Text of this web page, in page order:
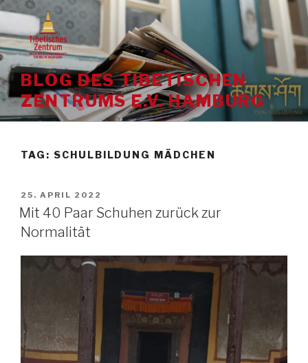
Skip
content
BLOG DES TIBETISCHEN
ZENTRUMS E.V. HAMBURG
TAG: SCHULBILDUNG MÄDCHEN
POSTED
ON
25. APRIL 2022
Mit 40 Paar Schuhen zurück zur
Normalität